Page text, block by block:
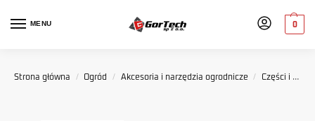
MENU 0
Strona główna / Ogród / Akcesoria i narzędzia ogrodnicze / Części i akcesoria ogrodnicze